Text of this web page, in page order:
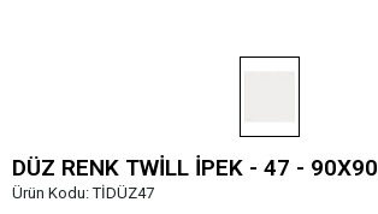
DÜZ RENK TWİLL İPEK - 47 - 90X90
Ürün Kodu:TİDÜZ47